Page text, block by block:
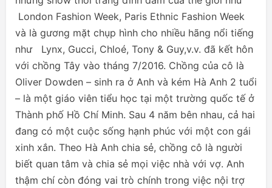
London Fashion Week, Paris Ethnic Fashion Week
và là gương mặt chụp hình cho nhiều hãng nổi tiếng
như Lynx, Gucci, Chloé, Tony & Guy,v.v. đã kết hôn
với chồng Tây vào tháng 7/2016. Chồng của cô là
Oliver Dowden – sinh ra ở Anh và kém Hà Anh 2 tuổi
– là một giáo viên tiểu học tại một trường quốc tế ở
Thành phố Hồ Chí Minh. Sau 4 năm bên nhau, cả hai
đang có một cuộc sống hạnh phúc với một con gái
xinh xắn. Theo Hà Anh chia sẻ, chồng cô là người
biết quan tâm và chia sẻ mọi việc nhà với vợ. Anh
thậm chí còn đóng vai trò chính trong việc nội trợ